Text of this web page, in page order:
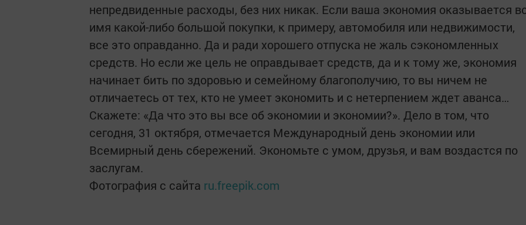
непредвиденные расходы, без них никак. Если ваша экономия оказывается
имя какой-либо большой покупки, к примеру, автомобиля или недвижимости,
все это оправданно. Да и ради хорошего отпуска не жаль сэкономленных
средств. Но если же цель не оправдывает средств, да и к тому же, экономия
начинает бить по здоровью и семейному благополучию, то вы ничем не
отличаетесь от тех, кто не умеет экономить и с нетерпением ждет аванса…
Скажете: «Да что это вы все об экономии и экономии?». Дело в том, что
сегодня, 31 октября, отмечается Международный день экономии или
Всемирный день сбережений. Экономьте с умом, друзья, и вам воздастся по
заслугам.
Фотография с сайта ru.freepik.com